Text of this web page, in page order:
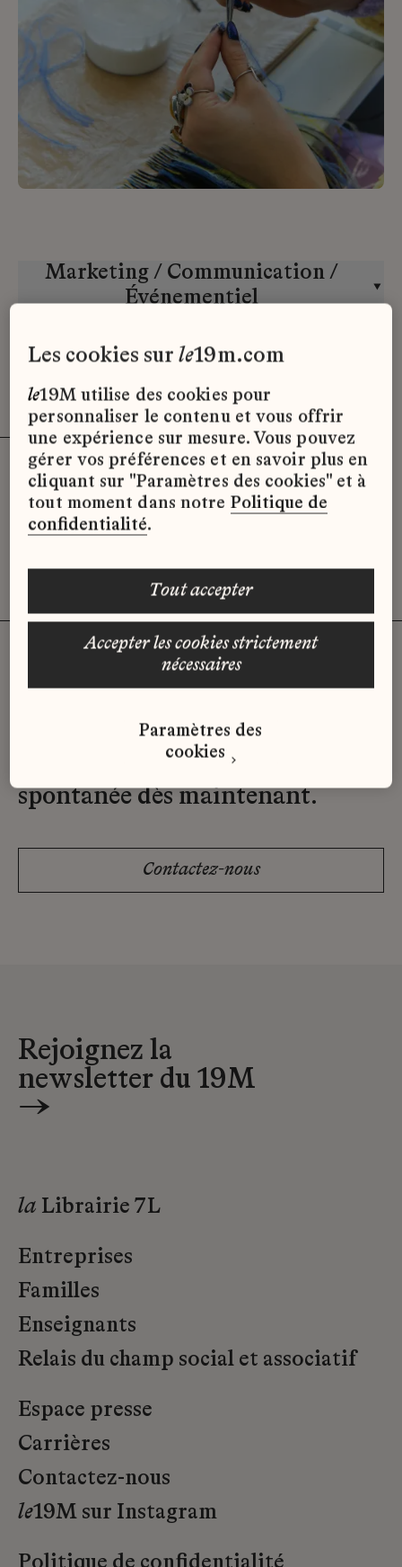
Marketing / Communication /
Événementiel
Stage
Effacer les filtres (3) x
Désolé, il semble qu’il n’y ait pas
d’offres d’emploi disponibles pour le
moment.
qui correspond à votre profil ?
Envoyez-nous votre candidature
spontanée dès maintenant.
Contactez-nous
Rejoignez la
newsletter du 19M
→
la Librairie 7L
Entreprises
Familles
Enseignants
Relais du champ social et associatif
Espace presse
Carrières
Contactez-nous
le19M sur Instagram
les cookies surle19m.com
le19M utilise des cookies pour
personnaliser le contenu et vous offrir
une expérience sur mesure. Vous pouvez
gérer vos préférences et en savoir plus en
cliquant sur "Paramètres des cookies" et à
tout moment dans notre Politique de
confidentialité.
accepter les cookies strictement
nécessaires
tout accepter
Paramètres des
cookies